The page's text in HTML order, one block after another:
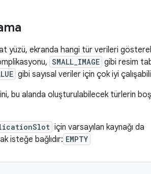
yüzü, ekranda hangi tür verileri
SMALL_IMAGE gibi resim
gibi sayısal veriler için çok iyi
bu alanda oluşturulabilecek türlerin
için varsayılan kaynağı da
isteğe bağlıdır: EMPTY